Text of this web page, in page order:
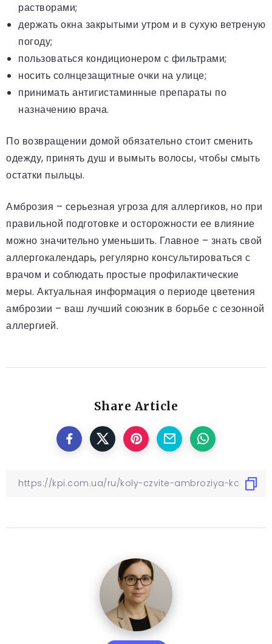
растворами;
держать окна закрытыми утром и в сухую ветреную
погоду;
пользоваться кондиционером с фильтрами;
носить солнцезащитные очки на улице;
принимать антигистаминные препараты по
назначению врача.
По возвращении домой обязательно стоит сменить
одежду, принять душ и вымыть волосы, чтобы смыть
остатки пыльцы.
Амброзия – серьезная угроза для аллергиков, но при
правильной подготовке и осторожности ее влияние
можно значительно уменьшить. Главное – знать свой
аллергокалендарь, регулярно консультироваться с
врачом и соблюдать простые профилактические
меры. Актуальная информация о периоде цветения
амброзии – ваш лучший союзник в борьбе с сезонной
аллергией.
Share Article